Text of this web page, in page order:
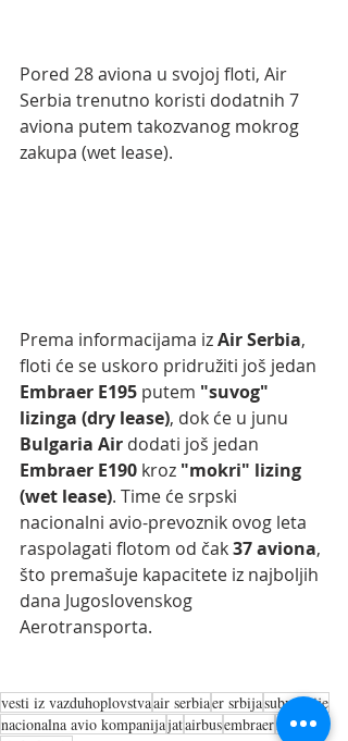
Pored 28 aviona u svojoj floti, Air
Serbia trenutno koristi dodatnih 7
aviona putem takozvanog mokrog
zakupa (wet lease).
Prema informacijama iz Air Serbia,
floti će se uskoro pridružiti još jedan
Embraer E195 putem "suvog"
lizinga (dry lease), dok će u junu
Bulgaria Air dodati još jedan
Embraer E190 kroz "mokri" lizing
(wet lease). Time će srpski
nacionalni avio-prevoznik ovog leta
raspolagati flotom od čak 37 aviona,
što premašuje kapacitete iz najboljih
dana Jugoslovenskog
Aerotransporta.
vesti iz vazduhoplovstvaair serbiaer srbijasubvencije
nacionalna avio kompanijajatairbusembraerflota